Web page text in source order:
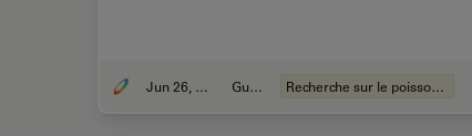
Jun 26, 2025 Guide Recherche sur le poisson-zèbre